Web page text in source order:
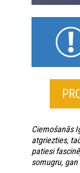
Ciemošanās
atgriezties,
patiesi
somugru,